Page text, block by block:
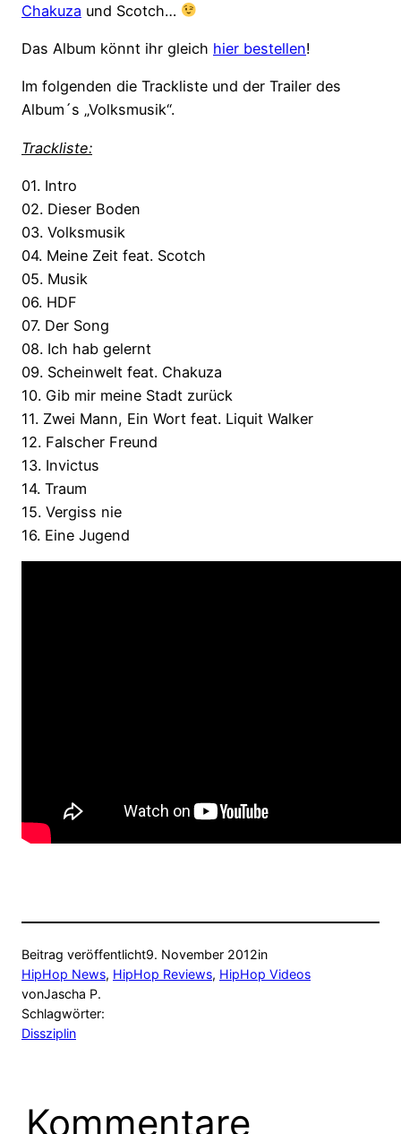
Chakuza und Scotch…
Das Album könnt ihr gleich hier bestellen!
Im folgenden die Trackliste und der Trailer des
Album´s „Volksmusik“.
Trackliste:
01. Intro
02. Dieser Boden
03. Volksmusik
04. Meine Zeit feat. Scotch
05. Musik
06. HDF
07. Der Song
08. Ich hab gelernt
09. Scheinwelt feat. Chakuza
10. Gib mir meine Stadt zurück
11. Zwei Mann, Ein Wort feat. Liquit Walker
12. Falscher Freund
13. Invictus
14. Traum
15. Vergiss nie
16. Eine Jugend
Beitrag veröffentlicht9. November 2012in
HipHop News, HipHop Reviews, HipHop Videos
vonJascha P.
Schlagwörter:
Dissziplin
Kommentare